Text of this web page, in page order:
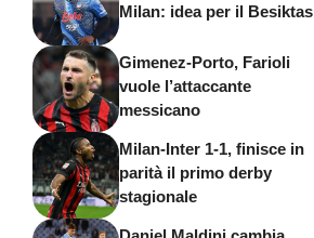
Milan: idea per il Besiktas
Gimenez-Porto, Farioli
vuole l’attaccante
messicano
Milan-Inter 1-1, finisce in
parità il primo derby
stagionale